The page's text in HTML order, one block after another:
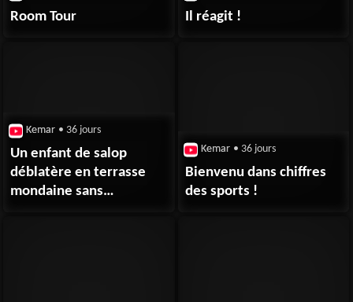
Room Tour Il réagit !
Kemar • 36 jours
Un enfant de salop
déblatère en terrasse
mondaine sans
Kemar • 36 jours
Bienvenu dans chiffres
des sports !